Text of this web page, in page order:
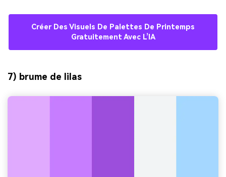
Créer Des Visuels De Palettes De Printemps
Gratuitement Avec L’IA
7) brume de lilas